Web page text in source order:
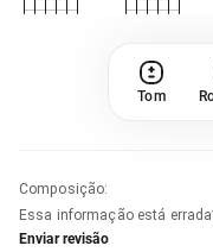
Tom
Composição:
Essa informação está
Enviar revisão